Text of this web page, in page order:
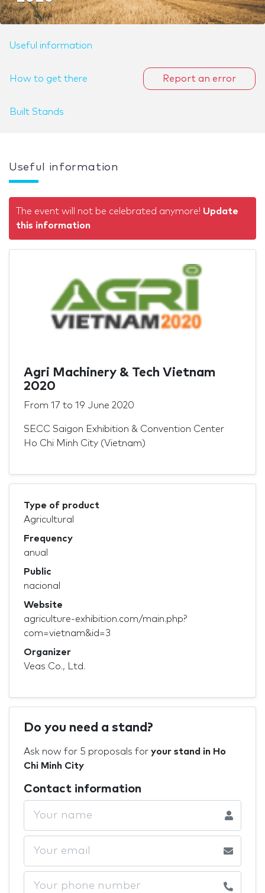
Useful information
How to get there
Built Stands
Report an error
Useful information
The event will not be celebrated anymore! Update
this information
Agri Machinery & Tech Vietnam
2020
From 17 to 19 June 2020
SECC Saigon Exhibition & Convention Center
Ho Chi Minh City (Vietnam)
Type of product
Agricultural
Frequency
anual
Public
nacional
Website
agriculture-exhibition.com/main.php?
com=vietnam&id=3
Organizer
Veas Co., Ltd.
Do you need a stand?
Ask now for 5 proposals for your stand in Ho
Chi Minh City
Contact information